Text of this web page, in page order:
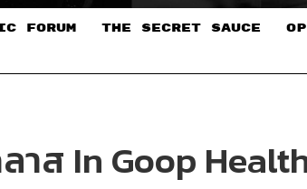
FORUM THE SECRET SAUCE​
าส In Goop